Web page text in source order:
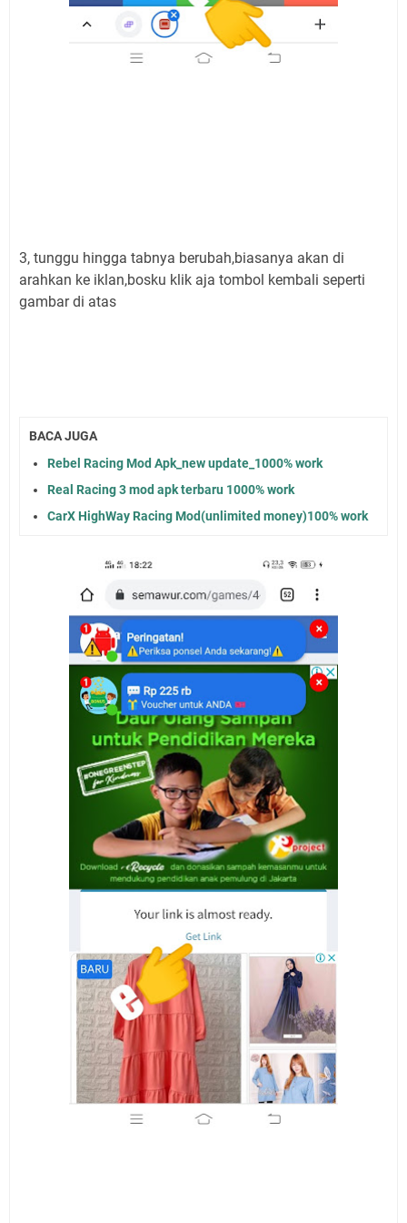
3, tunggu hingga tabnya berubah,biasanya akan di
arahkan ke iklan,bosku klik aja tombol kembali seperti
gambar di atas
BACA JUGA
Rebel Racing Mod Apk_new update_1000% work
Real Racing 3 mod apk terbaru 1000% work
CarX HighWay Racing Mod(unlimited money)100% work